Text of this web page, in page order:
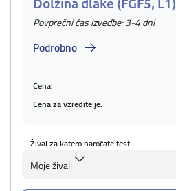
Povprečni čas izvedbe: 3-4 dni
Podrobno
Cena:
Cena za vzreditelje:
Žival za katero naročate test
Moje živali